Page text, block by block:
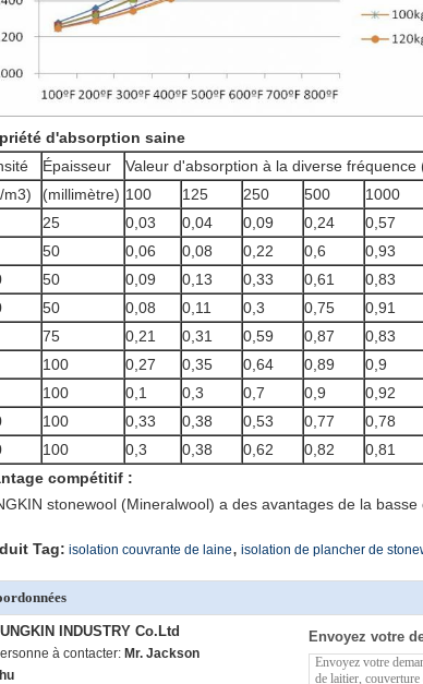
d'absorption saine
Épaisseur
Valeur d'absorption à la diverse fréquence
m3)
(millimètre) 100 125 250 500 1000
25
0,03 0,04 0,09 0,24 0,57
50
0,06 0,08 0,22 0,6 0,93
50 0,09 0,13 0,33 0,61 0,83
50 0,08 0,11 0,3 0,75 0,91
75
0,21 0,31 0,59 0,87 0,83
100
0,27 0,35 0,64 0,89 0,9
100
0,1 0,3 0,7 0,9 0,92
100 0,33 0,38 0,53 0,77 0,78
100 0,3 0,38 0,62 0,82 0,81
compétitif :
stonewool (Mineralwool) a des avantages de la
Tag: isolation couvrante de laine, isolation de plancher de
INDUSTRY Co.Ltd
à contacter: Mr. Jackson
Envoyez votre